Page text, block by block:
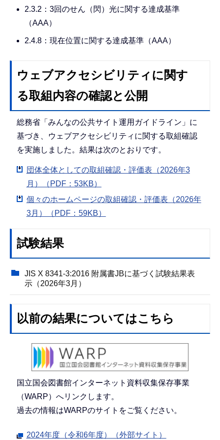
2.3.2：3回のせん（閃）光に関する達成基準
（AAA）
2.4.8：現在位置に関する達成基準（AAA）
ウェブアクセシビリティに関す
る取組内容の確認と公開
総務省「みんなの公共サイト運用ガイドライン」に
基づき、ウェブアクセシビリティに関する取組確認
を実施しました。結果は次のとおりです。
団体全体としての取組確認・評価表（2026年3
月）（PDF：53KB）
個々のホームページの取組確認・評価表（2026年
3月）（PDF：59KB）
試験結果
JIS X 8341-3:2016 附属書JBに基づく試験結果表
示（2026年3月）
以前の結果についてはこちら
国立国会図書館インターネット資料収集保存事業
（WARP）へリンクします。
過去の情報はWARPのサイトをご覧ください。
2024年度（令和6年度）（外部サイト）